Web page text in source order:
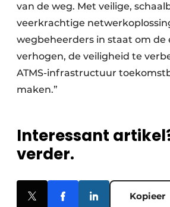
van de weg. Met veilige,
veerkrachtige
wegbeheerders in staat om de
verhogen, de veiligheid te
ATMS-infrastructuur
maken.”
Interessant
verder.
Kopieer